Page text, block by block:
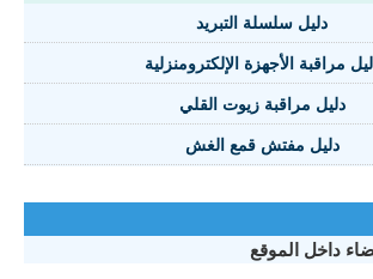
دليل سلسلة التبريد
مراقبة الأجهزة الإلكترومنزلية
دليل مراقبة زيوت القلي
دليل مفتش قمع الغش